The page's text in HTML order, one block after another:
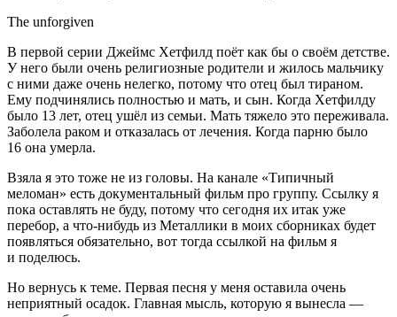
The unforgiven
В первой серии Джеймс Хетфилд поёт как бы о своём детстве.
У него были очень религиозные родители и жилось мальчику
с ними даже очень нелегко, потому что отец был тираном.
Ему подчинялись полностью и мать, и сын. Когда Хетфилду
было 13 лет, отец ушёл из семьи. Мать тяжело это переживала.
Заболела раком и отказалась от лечения. Когда парню было
16 она умерла.
Взяла я это тоже не из головы. На канале «Типичный
меломан» есть документальный фильм про группу. Ссылку я
пока оставлять не буду, потому что сегодня их итак уже
перебор, а что-нибудь из Металлики в моих сборниках будет
появляться обязательно, вот тогда ссылкой на фильм я
и поделюсь.
Но вернусь к теме. Первая песня у меня оставила очень
неприятный осадок. Главная мысль, которую я вынесла —